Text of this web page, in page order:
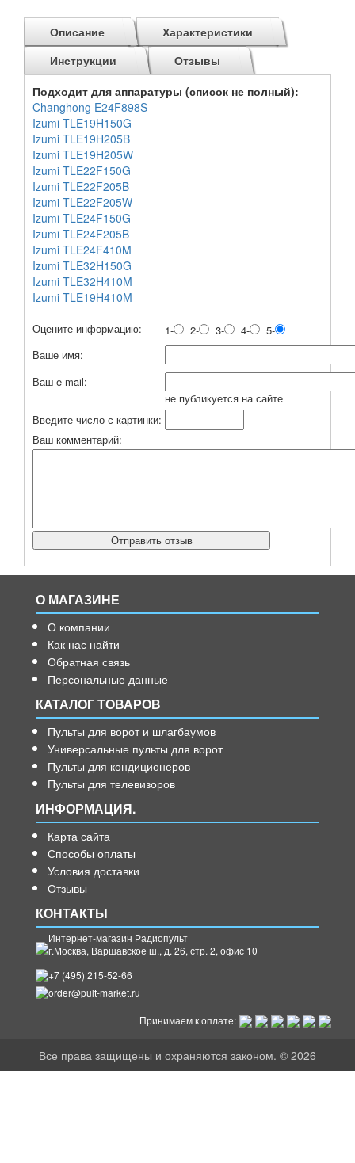
Описание
Характеристики
Инструкции
Отзывы
Подходит для аппаратуры (список не полный):
Changhong E24F898S
Izumi TLE19H150G
Izumi TLE19H205B
Izumi TLE19H205W
Izumi TLE22F150G
Izumi TLE22F205B
Izumi TLE22F205W
Izumi TLE24F150G
Izumi TLE24F205B
Izumi TLE24F410M
Izumi TLE32H150G
Izumi TLE32H410M
Izumi TLE19H410M
Оцените информацию: 1- 2- 3- 4-
5-
Ваше имя:
Ваш e-mail:
не публикуется на сайте
Введите число с картинки:
Ваш комментарий:
О МАГАЗИНЕ
О компании
Как нас найти
Обратная связь
Персональные данные
КАТАЛОГ ТОВАРОВ
Пульты для ворот и шлагбаумов
Универсальные пульты для ворот
Пульты для кондиционеров
Пульты для телевизоров
ИНФОРМАЦИЯ.
Карта сайта
Способы оплаты
Условия доставки
Отзывы
КОНТАКТЫ
Интернет-магазин Радиопульт
г.Москва, Варшавское ш., д. 26, стр. 2, офис 10
+7 (495) 215-52-66
order@pult-market.ru
Принимаем к оплате:
Все права защищены и охраняются законом. © 2026